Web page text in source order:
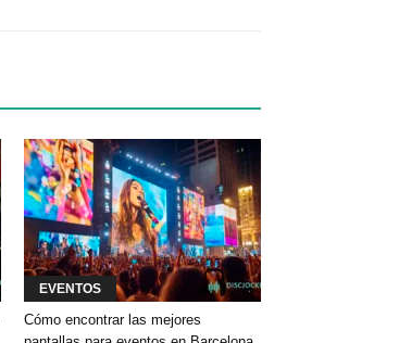
EVENTOS
Cómo encontrar las mejores